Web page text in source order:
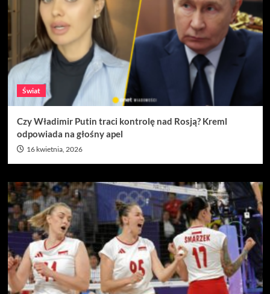
Świat
Czy Władimir Putin traci kontrolę nad Rosją? Kreml
odpowiada na głośny apel
16 kwietnia, 2026